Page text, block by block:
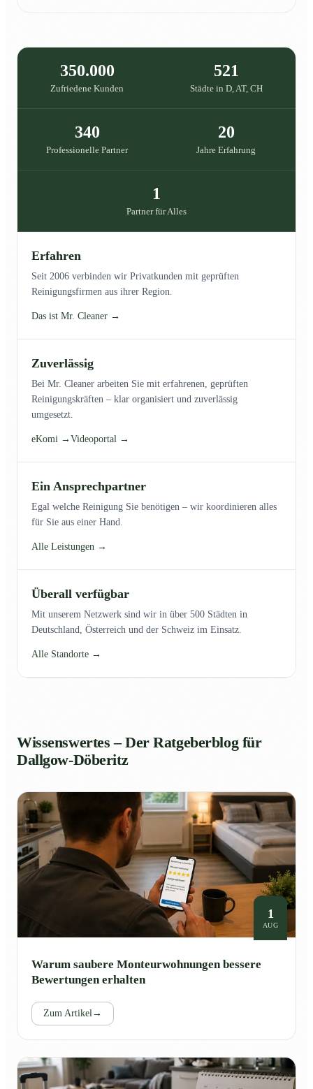
350.000
Zufriedene Kunden
521
Städte in D, AT, CH
340
Professionelle Partner
20
Jahre Erfahrung
1
Partner für Alles
Erfahren
Seit 2006 verbinden wir Privatkunden mit geprüften
Reinigungsfirmen aus ihrer Region.
Das ist Mr. Cleaner →
Zuverlässig
Bei Mr. Cleaner arbeiten Sie mit erfahrenen, geprüften
Reinigungskräften – klar organisiert und zuverlässig
umgesetzt.
eKomi → Videoportal →
Ein Ansprechpartner
Egal welche Reinigung Sie benötigen – wir koordinieren alles
für Sie aus einer Hand.
Alle Leistungen →
Überall verfügbar
Mit unserem Netzwerk sind wir in über 500 Städten in
Deutschland, Österreich und der Schweiz im Einsatz.
Alle Standorte →
Wissenswertes – Der Ratgeberblog für
Dallgow-Döberitz
1
AUG
Warum saubere Monteurwohnungen bessere
Bewertungen erhalten
Zum Artikel→